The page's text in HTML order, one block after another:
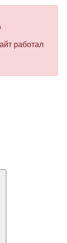
работал